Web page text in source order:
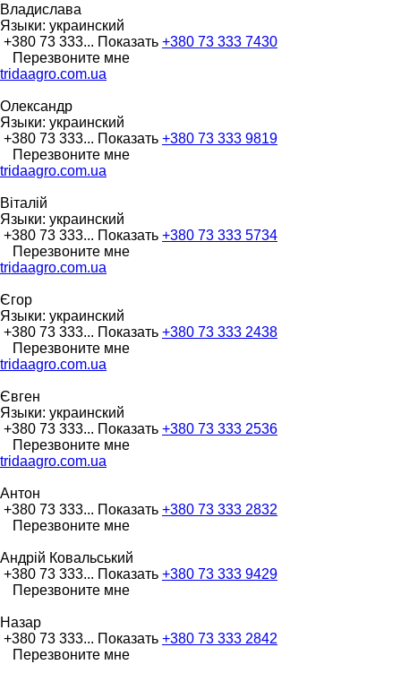
Владислава
Языки: украинский
+380 73 333... Показать +380 73 333 7430
Перезвоните мне
tridaagro.com.ua
Олександр
Языки: украинский
+380 73 333... Показать +380 73 333 9819
Перезвоните мне
tridaagro.com.ua
Віталій
Языки: украинский
+380 73 333... Показать +380 73 333 5734
Перезвоните мне
tridaagro.com.ua
Єгор
Языки: украинский
+380 73 333... Показать +380 73 333 2438
Перезвоните мне
tridaagro.com.ua
Євген
Языки: украинский
+380 73 333... Показать +380 73 333 2536
Перезвоните мне
tridaagro.com.ua
Антон
+380 73 333... Показать +380 73 333 2832
Перезвоните мне
Андрій Ковальський
+380 73 333... Показать +380 73 333 9429
Перезвоните мне
Назар
+380 73 333... Показать +380 73 333 2842
Перезвоните мне